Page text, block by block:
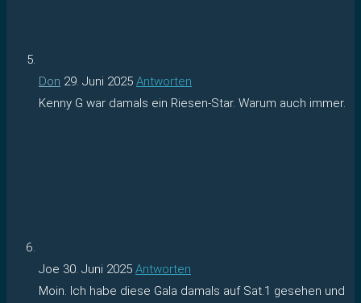
Don 29. Juni 2025 Antworten
Kenny G war damals ein Riesen-Star. Warum auch immer.
Joe 30. Juni 2025 Antworten
Moin. Ich habe diese Gala damals auf Sat.1 gesehen und